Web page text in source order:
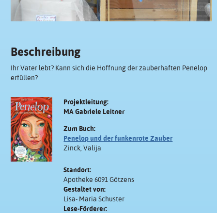
Beschreibung
Ihr Vater lebt? Kann sich die Hoffnung der zauberhaften Penelop
erfüllen?
Projektleitung:
MA Gabriele Leitner
Zum Buch:
Penelop und der funkenrote Zauber
Zinck, Valija
Standort:
Apotheke 6091 Götzens
Gestaltet von:
Lisa- Maria Schuster
Lese-Förderer: